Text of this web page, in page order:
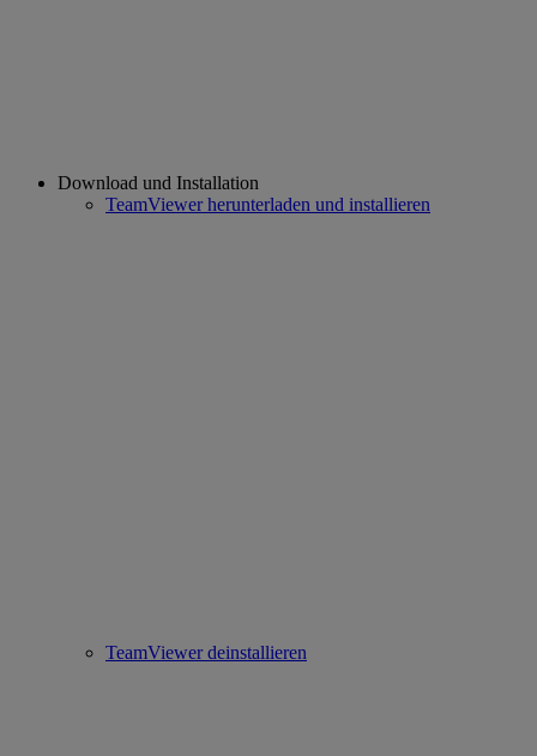
Download und Installation
TeamViewer herunterladen und installieren
TeamViewer deinstallieren